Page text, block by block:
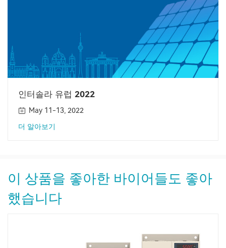
인터솔라 유럽 2022
May 11-13, 2022
더 알아보기
이 상품을 좋아한 바이어들도 좋아
했습니다